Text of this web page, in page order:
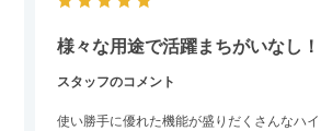
様々な用途で活躍まちがいなし！
スタッフのコメント
使い勝手に優れた機能が盛りだくさんなハイ